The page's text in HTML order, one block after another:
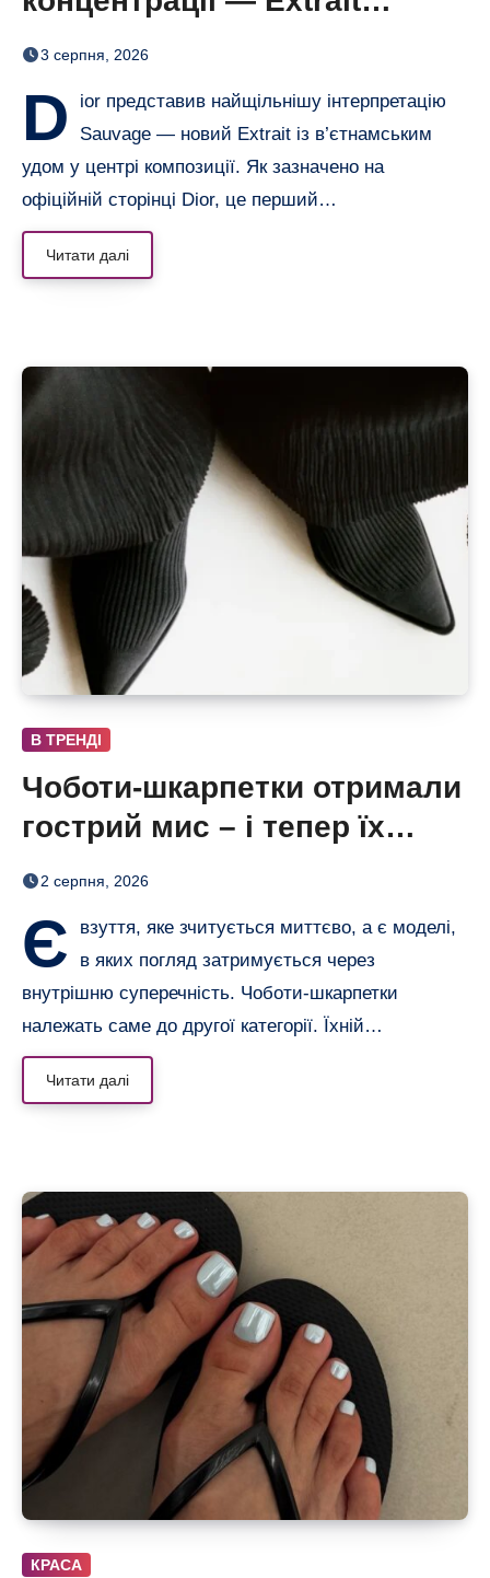
дозріває 42 дні
3 серпня, 2026
D
ior представив найщільнішу інтерпретацію
Sauvage — новий Extrait із в’єтнамським
удом у центрі композиції. Як зазначено на
офіційній сторінці Dior, це перший…
Читати далі
В ТРЕНДІ
Чоботи-шкарпетки отримали
гострий мис – і тепер їх
хочеться роздивлятися
2 серпня, 2026
Є
взуття, яке зчитується миттєво, а є моделі,
в яких погляд затримується через
внутрішню суперечність. Чоботи-шкарпетки
належать саме до другої категорії. Їхній…
Читати далі
КРАСА